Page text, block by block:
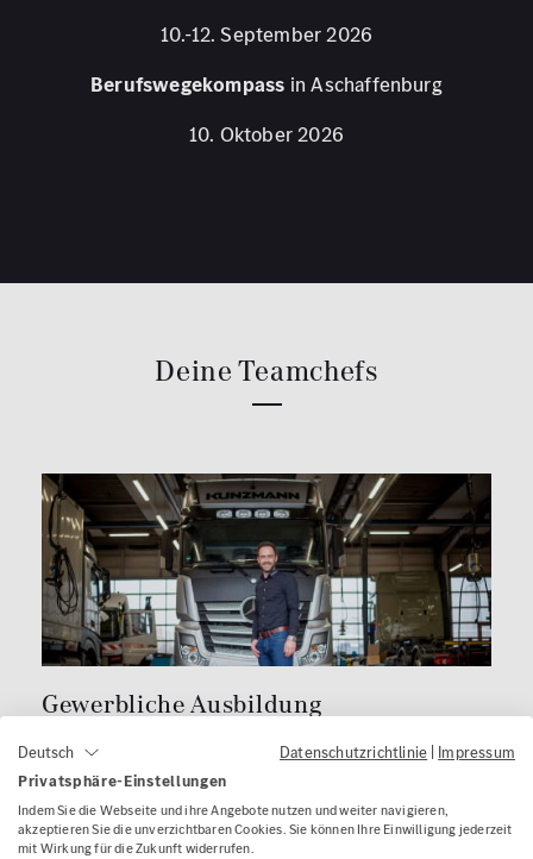
10.-12. September 2026
Berufswegekompass in Aschaffenburg
10. Oktober 2026
Deine Teamchefs
Gewerbliche Ausbildung
Dürfen wir vorstellen? Das ist Dominik Dedio.Er
ist von der Start- bis zur Ziellinie für Dich da, wenn
Du eine Ausbildung im gewerblichen Bereich
Deutsch Datenschutzrichtlinie | Impressum
Privatsphäre-Einstellungen
Indem Sie die Webseite und ihre Angebote nutzen und weiter navigieren,
akzeptieren Sie die unverzichtbaren Cookies. Sie können Ihre Einwilligung jederzeit
mit Wirkung für die Zukunft widerrufen.